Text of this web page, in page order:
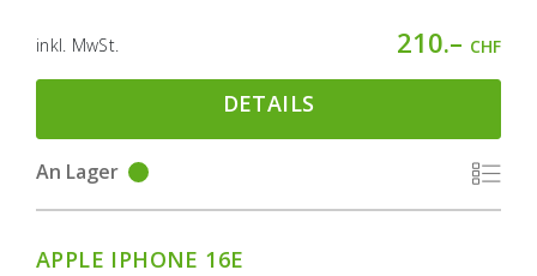
inkl. MwSt. 210.– CHF
DETAILS
An Lager
APPLE IPHONE 16E